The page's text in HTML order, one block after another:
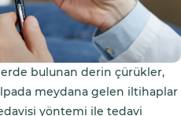
bulunan derin çürükler,
meydana gelen iltihaplar
yöntemi ile tedavi